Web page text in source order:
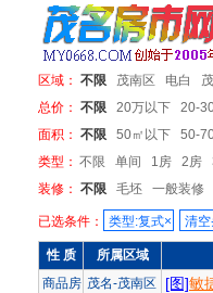
区域： 不限 茂南区 电白
总价： 不限 20万以下 20-
面积： 不限 50㎡以下 50-
类型： 不限 单间 1房 2房
装修： 不限 毛坯 一般装修
已选条件： 类型:复式× 清
性 质 所属区域
商品房 茂名-茂南区 [图]敏